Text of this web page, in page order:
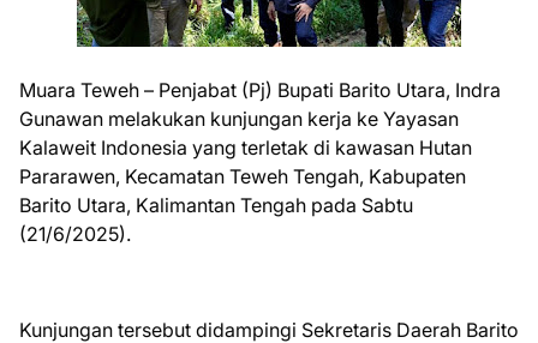
Muara Teweh – Penjabat (Pj) Bupati Barito Utara, Indra
Gunawan melakukan kunjungan kerja ke Yayasan
Kalaweit Indonesia yang terletak di kawasan Hutan
Pararawen, Kecamatan Teweh Tengah, Kabupaten
Barito Utara, Kalimantan Tengah pada Sabtu
(21/6/2025).
Kunjungan tersebut didampingi Sekretaris Daerah Barito